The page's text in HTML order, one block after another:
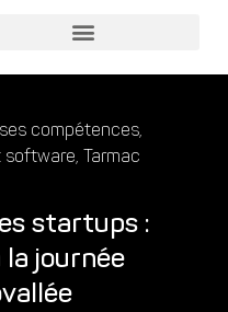
compétences,
software, Tarmac
startups :
journée